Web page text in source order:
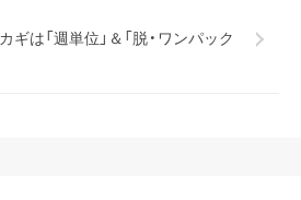
ギは「週単位」＆「脱・ワンパック